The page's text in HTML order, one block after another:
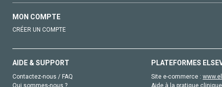
MON COMPTE
CRÉER UN COMPTE
AIDE & SUPPORT
Contactez-nous / FAQ
Qui sommes-nous ?
PLATEFORMES
Site e-commerce :
Aide à la pratique